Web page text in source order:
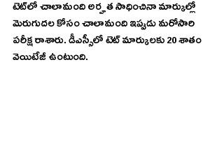
టెట్‌లో చాలామంది అర్హత సాధించినా మార్కుల్లో
మెరుగుదల కోసం చాలామంది ఇప్పుడు మరోసారి
పరీక్ష రాశారు. డీఎస్సీలో టెట్‌ మార్కులకు 20 శాతం
వెయిటేజీ ఉంటుంది.